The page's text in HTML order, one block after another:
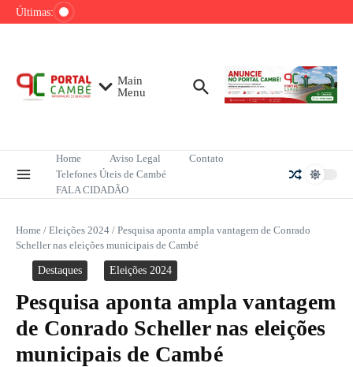
Ir para o conteúdo
Últimas:
Prazo para partidos registrarem candidaturas
crianças após caso de suicídio
Main
Menu
Home Aviso Legal
Contato
Telefones Úteis de Cambé
FALA CIDADÃO
Home / Eleições 2024 / Pesquisa aponta ampla vantagem de Conrado
Scheller nas eleições municipais de Cambé
Destaques Eleições 2024
Pesquisa aponta ampla vantagem
de Conrado Scheller nas eleições
municipais de Cambé